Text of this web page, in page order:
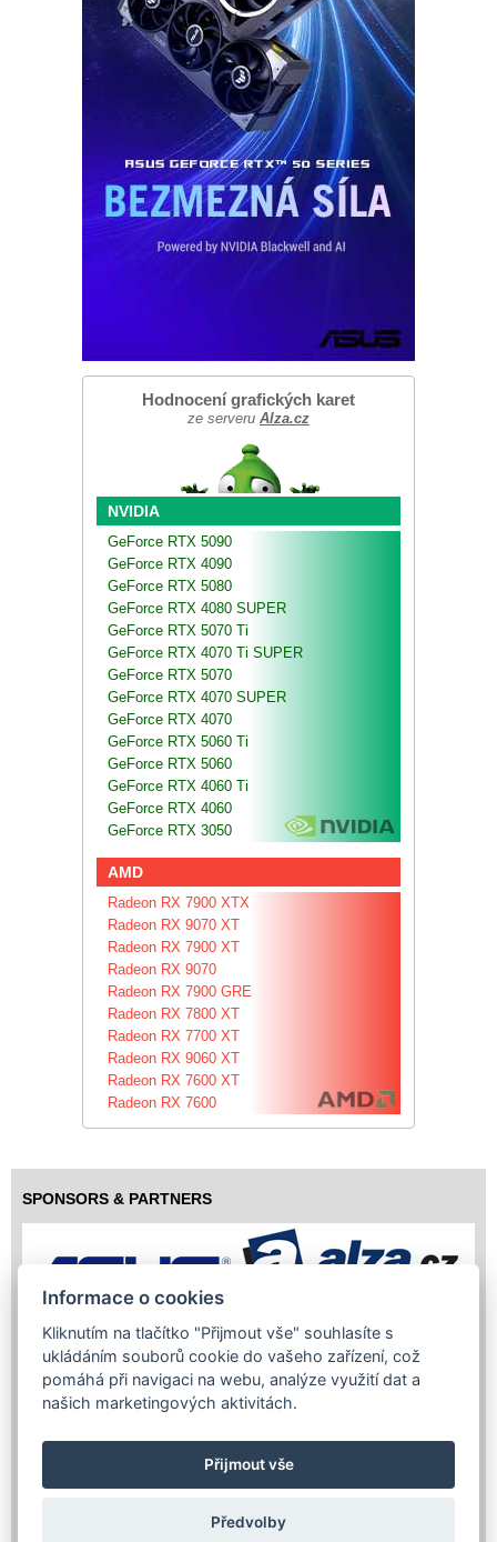
Hodnocení grafických karet
ze serveru Alza.cz
NVIDIA
GeForce RTX 5090
GeForce RTX 4090
GeForce RTX 5080
GeForce RTX 4080 SUPER
GeForce RTX 5070 Ti
GeForce RTX 4070 Ti SUPER
GeForce RTX 5070
GeForce RTX 4070 SUPER
GeForce RTX 4070
GeForce RTX 5060 Ti
GeForce RTX 5060
GeForce RTX 4060 Ti
GeForce RTX 4060
GeForce RTX 3050
AMD
Radeon RX 7900 XTX
Radeon RX 9070 XT
Radeon RX 7900 XT
Radeon RX 9070
Radeon RX 7900 GRE
Radeon RX 7800 XT
Radeon RX 7700 XT
Radeon RX 9060 XT
Radeon RX 7600 XT
Radeon RX 7600
SPONSORS & PARTNERS
Copyright (c) 2026 InfoTrade Powered by ASP.NET & MS SQL
Informace o cookies
Kliknutím na tlačítko "Přijmout vše" souhlasíte s
ukládáním souborů cookie do vašeho zařízení, což
pomáhá při navigaci na webu, analýze využití dat a
našich marketingových aktivitách.
Přijmout vše
Předvolby